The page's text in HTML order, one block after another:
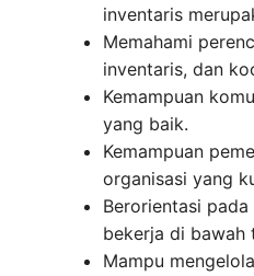
inventaris
Memahami
inventaris, dan
Kemampuan
yang baik.
Kemampuan
organisasi yang
Berorientasi
bekerja di bawah
Mampu